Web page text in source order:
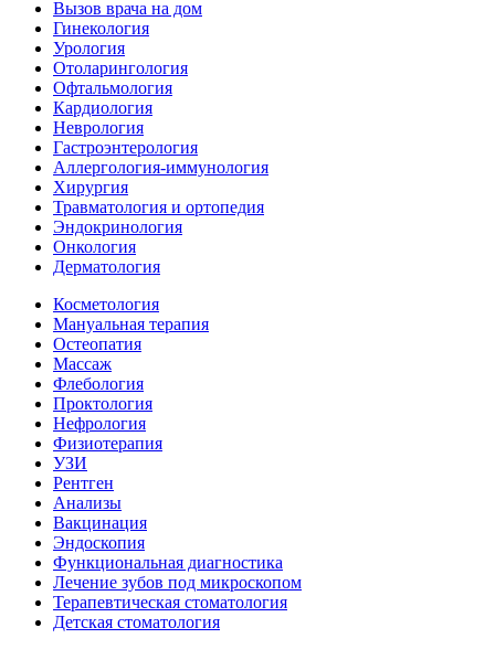
Вызов врача на дом
Гинекология
Урология
Отоларингология
Офтальмология
Кардиология
Неврология
Гастроэнтерология
Аллергология-иммунология
Хирургия
Травматология и ортопедия
Эндокринология
Онкология
Дерматология
Косметология
Мануальная терапия
Остеопатия
Массаж
Флебология
Проктология
Нефрология
Физиотерапия
УЗИ
Рентген
Анализы
Вакцинация
Эндоскопия
Функциональная диагностика
Лечение зубов под микроскопом
Терапевтическая стоматология
Детская стоматология